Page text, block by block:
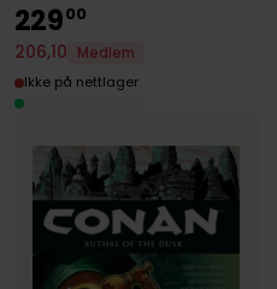
22900
206,10
Medlem
Ikke på nettlager